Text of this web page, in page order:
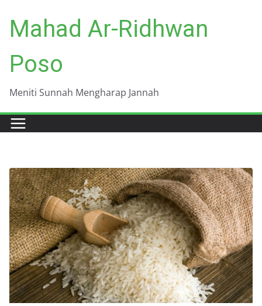
content
Mahad Ar-Ridhwan
Poso
Meniti Sunnah Mengharap Jannah